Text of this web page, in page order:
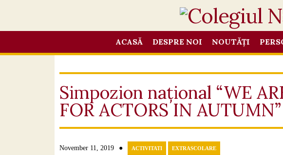
ACASĂ DESPRE NOI NOUTĂȚI
Simpozion național “WE
FOR ACTORS IN AUTUMN”
November 11, 2019 ● ACTIVITATI EXTRASCOLARE